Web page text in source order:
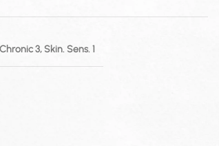
3, Skin. Sens. 1